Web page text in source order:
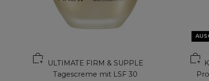
ULTIMATE FIRM & SUPPLE
Tagescreme mit LSF 30